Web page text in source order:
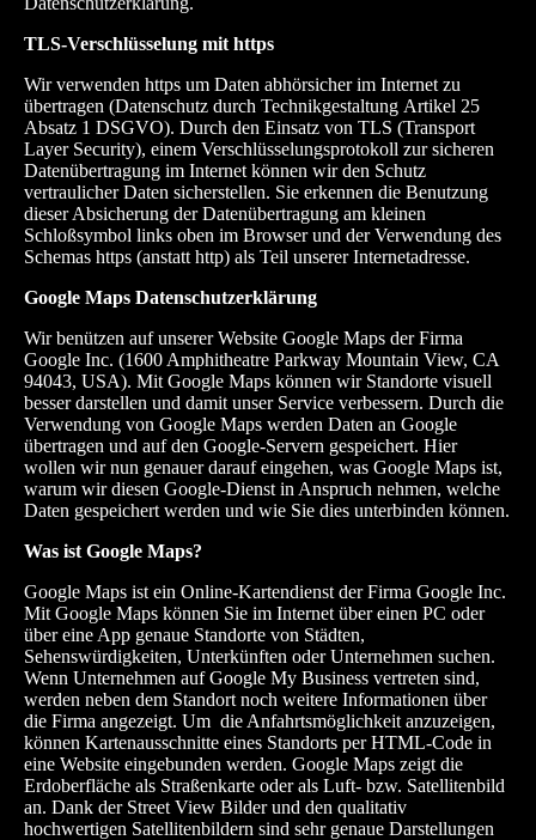
TLS-Verschlüsselung mit https
Wir verwenden https um Daten abhörsicher im Internet zu
übertragen (Datenschutz durch Technikgestaltung Artikel 25
Absatz 1 DSGVO). Durch den Einsatz von TLS (Transport
Layer Security), einem Verschlüsselungsprotokoll zur sicheren
Datenübertragung im Internet können wir den Schutz
vertraulicher Daten sicherstellen. Sie erkennen die Benutzung
dieser Absicherung der Datenübertragung am kleinen
Schloßsymbol links oben im Browser und der Verwendung des
Schemas https (anstatt http) als Teil unserer Internetadresse.
Google Maps Datenschutzerklärung
Wir benützen auf unserer Website Google Maps der Firma
Google Inc. (1600 Amphitheatre Parkway Mountain View, CA
94043, USA). Mit Google Maps können wir Standorte visuell
besser darstellen und damit unser Service verbessern. Durch die
Verwendung von Google Maps werden Daten an Google
übertragen und auf den Google-Servern gespeichert. Hier
wollen wir nun genauer darauf eingehen, was Google Maps ist,
warum wir diesen Google-Dienst in Anspruch nehmen, welche
Daten gespeichert werden und wie Sie dies unterbinden können.
Was ist Google Maps?
Google Maps ist ein Online-Kartendienst der Firma Google Inc.
Mit Google Maps können Sie im Internet über einen PC oder
über eine App genaue Standorte von Städten,
Sehenswürdigkeiten, Unterkünften oder Unternehmen suchen.
Wenn Unternehmen auf Google My Business vertreten sind,
werden neben dem Standort noch weitere Informationen über
die Firma angezeigt. Um die Anfahrtsmöglichkeit anzuzeigen,
können Kartenausschnitte eines Standorts per HTML-Code in
eine Website eingebunden werden. Google Maps zeigt die
Erdoberfläche als Straßenkarte oder als Luft- bzw. Satellitenbild
an. Dank der Street View Bilder und den qualitativ
hochwertigen Satellitenbildern sind sehr genaue Darstellungen